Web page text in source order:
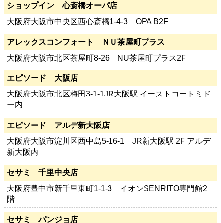
ショップイン 心斎橋オーパ店
大阪府大阪市中央区西心斎橋1-4-3 OPA B2F
アレックスコンフォート ＮＵ茶屋町プラス
大阪府大阪市北区茶屋町8-26 NU茶屋町プラス2F
エピソード 大阪店
大阪府大阪市北区梅田3-1-1JR大阪駅 イーストコートミド
ー内
エピソード アルデ新大阪店
大阪府大阪市淀川区西中島5-16-1 JR新大阪駅 2F アルデ
新大阪内
セサミ 千里中央店
大阪府豊中市新千里東町1-1-3 イオンSENRITO専門館2
階
セサミ パンジョ店